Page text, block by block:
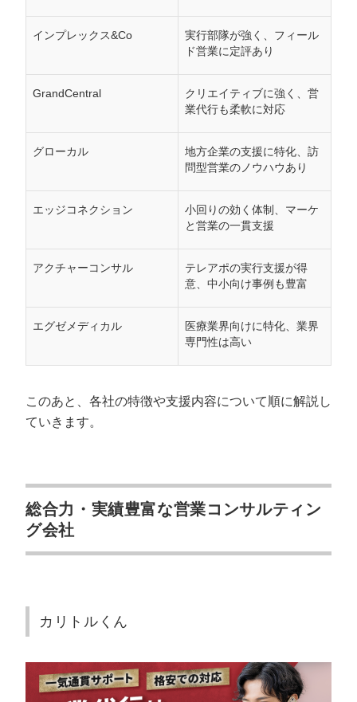
会社概要資料をダウンロー
StockSun株式会社
〒160-0023 東京都新宿区西新宿3丁目8番3号 新
都心丸善ビル7階
インプレックス&Co
実行部隊が強く、フィール
ド営業に定評あり
GrandCentral
クリエイティブに強く、営
業代行も柔軟に対応
グローカル
地方企業の支援に特化、訪
問型営業のノウハウあり
エッジコネクション
小回りの効く体制、マーケ
と営業の一貫支援
アクチャーコンサル
テレアポの実行支援が得
意、中小向け事例も豊富
エグゼメディカル
医療業界向けに特化、業界
専門性は高い
このあと、各社の特徴や支援内容について順に解説し
ていきます。
総合力・実績豊富な営業コンサルティン
グ会社
カリトルくん